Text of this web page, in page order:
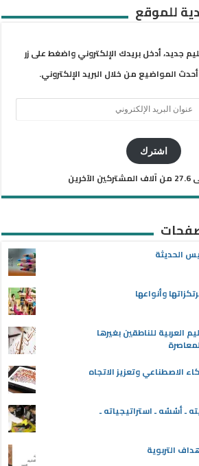
للموقع
جديد، أدخل بريدك الإلكتروني واضغط على زر
المواضيع من خلال البريد الإلكتروني.
اشترك
الحديثة
وأنواعها
العربية للناطقين بغيرها
الاصطناعي وتعزيز الاتجاه
ـ أسُسُه ـ استراتيجياته ـ
التربوية